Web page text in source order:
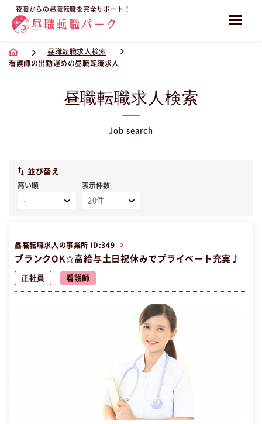
夜職からの昼職転職を完全サポート！
昼職転職求人検索
看護師の出勤遅めの昼職転職求人
昼職転職求人検索
Job search
並び替え
高い順 表示件数
昼職転職求人の事業所 ID:349
ブランクOK☆高給与土日祝休みでプライベート充実♪
正社員 看護師